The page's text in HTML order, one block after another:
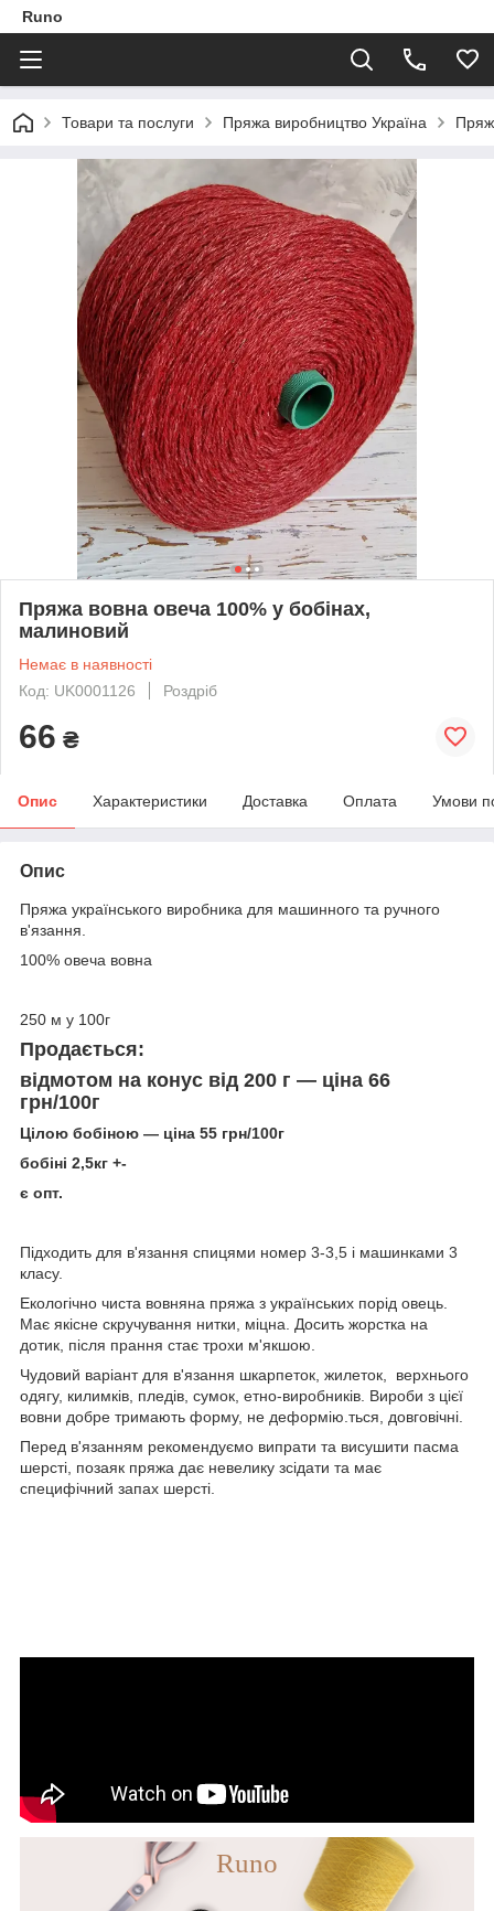
Runo
Товари та послуги Пряжа виробництво Україна
Пряжа вовна овеча 100% у бобінах,
малиновий
Немає в наявності
Код: UK0001126
Роздріб
66 ₴
Опис Характеристики Доставка Оплата Умови
Опис
Пряжа українського виробника для машинного та ручного
в'язання.
100% овеча вовна
250 м у 100г
Продається:
відмотом на конус від 200 г — ціна 66
грн/100г
Цілою бобіною — ціна 55 грн/100г
бобіні 2,5кг +-
є опт.
Підходить для в'язання спицями номер 3-3,5 і машинками 3
класу.
Екологічно чиста вовняна пряжа з українських порід овець.
Має якісне скручування нитки, міцна. Досить жорстка на
дотик, після прання стає трохи м'якшою.
Чудовий варіант для в'язання шкарпеток, жилеток, верхнього
одягу, килимків, пледів, сумок, етно-виробників. Вироби з цієї
вовни добре тримають форму, не деформію.ться, довговічні.
Перед в'язанням рекомендуємо випрати та висушити пасма
шерсті, позаяк пряжа дає невелику зсідати та має
специфічний запах шерсті.
Runo